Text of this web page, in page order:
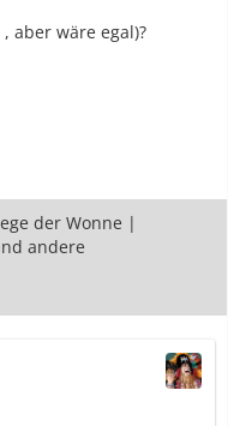
aber wäre egal)?
der Wonne |
andere